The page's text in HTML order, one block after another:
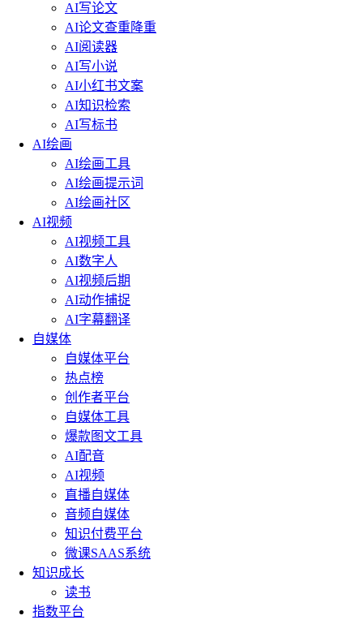
AI写论文
AI论文查重降重
AI阅读器
AI写小说
AI小红书文案
AI知识检索
AI写标书
AI绘画
AI绘画工具
AI绘画提示词
AI绘画社区
AI视频
AI视频工具
AI数字人
AI视频后期
AI动作捕捉
AI字幕翻译
自媒体
自媒体平台
热点榜
创作者平台
自媒体工具
爆款图文工具
AI配音
AI视频
直播自媒体
音频自媒体
知识付费平台
微课SAAS系统
知识成长
读书
指数平台